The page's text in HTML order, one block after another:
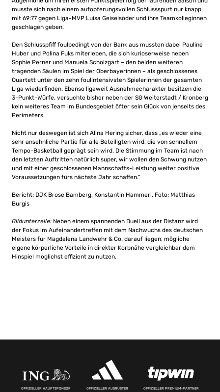
musste sich nach einem aufopferungsvollen Schlussspurt nur knapp
mit 69:77 gegen Liga-MVP Luisa Geiselsöder und ihre Teamkolleginnen
geschlagen geben.
Den Schlusspfiff foulbedingt von der Bank aus mussten dabei Pauline
Huber und Polina Fuks miterleben, die sich kurioserweise neben
Sophie Perner und Manuela Scholzgart – den beiden weiteren
tragenden Säulen im Spiel der Oberbayerinnen – als geschlossenes
Quartett unter den zehn foulintensivsten Spielerinnen der gesamten
Liga wiederfinden. Ebenso ligaweit Ausnahmecharakter besitzen die
3-Punkt-Würfe, versuchte bisher neben der SG Weiterstadt / Kronberg
kein weiteres Team im Bundesgebiet öfter sein Glück von jenseits des
Perimeters.
Nicht nur deswegen ist sich Alina Hering sicher, dass „es wieder eine
sehr ansehnliche Partie für alle Beteiligten wird, die von schnellem
Tempo-Basketball geprägt sein wird. Die Stimmung im Team ist nach
den letzten Auftritten natürlich super, wir wollen den Schwung nutzen
und mit einer geschlossenen Mannschafts-Leistung weiter positive
Voraussetzungen fürs nächste Jahr schaffen.“
Bericht: DJK Brose Bamberg, Konstantin Hammerl, Foto: Matthias
Burgis
Bildunterzeile: Neben einem spannenden Duell aus der Distanz wird
der Fokus im Aufeinandertreffen mit dem Nachwuchs des deutschen
Meisters für Magdalena Landwehr & Co. darauf liegen, mögliche
eigene körperliche Vorteile in direkter Korbnähe vergleichbar dem
Hinspiel möglichst effizient zu nutzen.
OFFIZIELLER HAUPTSPONSOR OFFIZIELLER AUSRÜSTER OFFIZIELLER PREMIUM-PARTNER